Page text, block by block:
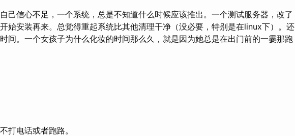
己信心不足，一个系统，总是不知道什么时候应该推出。一个测试服务器，改了
始安装再来。总觉得重起系统比其他清理干净（没必要，特别是在linux下）。还
间。一个女孩子为什么化妆的时间那么久，就是因为她总是在出门前的一霎那跑
打电话或者跑路。